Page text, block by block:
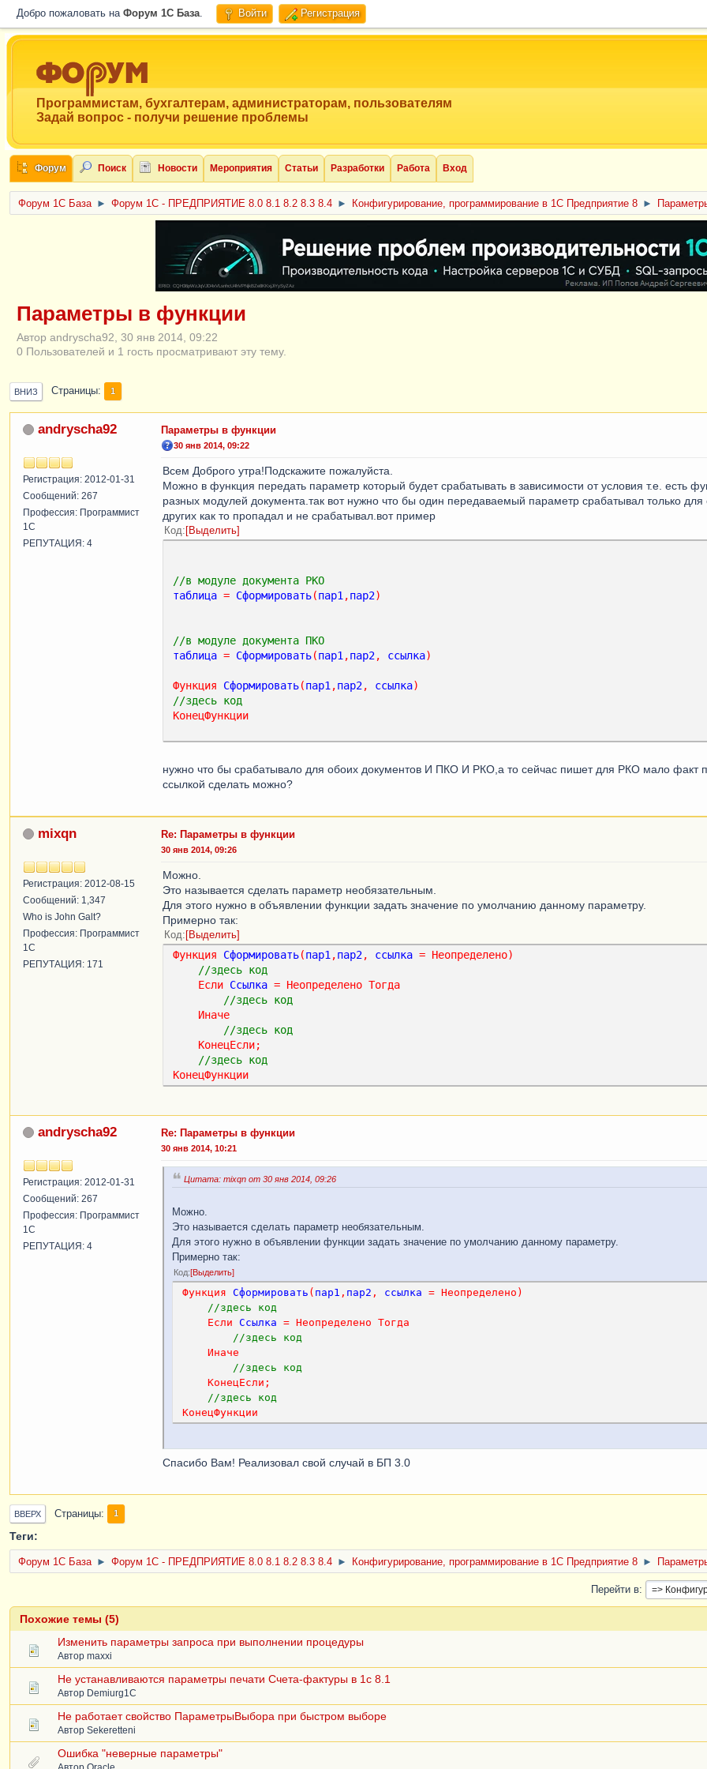
Добро пожаловать на Форум 1C База. Войти Регистрация
Программистам, бухгалтерам, администраторам, пользователям
Задай вопрос - получи решение проблемы
Форум Поиск Новости Мероприятия Статьи Разработки Работа Вход
Форум 1C База ► Форум 1С - ПРЕДПРИЯТИЕ 8.0 8.1 8.2 8.3 8.4 ► Конфигурирование, программирование в 1С Предприятие 8 ►
ERID: CQH36pWzJqVJD4xVLsnhcU4hVPNjkBZe8KKxjJiYySyZAz
Параметры в функции
Автор andryscha92, 30 янв 2014, 09:22
0 Пользователей и 1 гость просматривают эту тему.
ВНИЗ Страницы 1
andryscha92
Регистрация: 2012-01-31
Сообщений: 267
Профессия: Программист
1С
РЕПУТАЦИЯ: 4
Параметры в функции
30 янв 2014, 09:22
Всем Доброго утра!Подскажите пожалуйста.
Можно в функция передать параметр который будет срабатывать в зависимости от условия т.е. есть
разных модулей документа.так вот нужно что бы один передаваемый параметр срабатывал только
других как то пропадал и не срабатывал.вот пример
Код Выделить
//в модуле документа РКО
таблица = Сформировать(пар1 ,пар2)
//в модуле документа ПКО
таблица = Сформировать(пар1 ,пар2, ссылка)
Функция Сформировать(пар1 ,пар2, ссылка)
//здесь код
КонецФункции
нужно что бы срабатывало для обоих документов И ПКО И РКО,а то сейчас пишет для РКО мало факт
ссылкой сделать можно?
mixqn
Регистрация: 2012-08-15
Сообщений: 1,347
Who is John Galt?
Профессия: Программист
1С
РЕПУТАЦИЯ: 171
Re: Параметры в функции
30 янв 2014, 09:26
Можно.
Это называется сделать параметр необязательным.
Для этого нужно в объявлении функции задать значение по умолчанию данному параметру.
Примерно так:
Код Выделить
Функция Сформировать(пар1 ,пар2, ссылка = Неопределено)
//здесь код
Если Ссылка = Неопределено Тогда
//здесь код
Иначе
//здесь код
КонецЕсли;
//здесь код
КонецФункции
andryscha92
Регистрация: 2012-01-31
Сообщений: 267
Профессия: Программист
1С
РЕПУТАЦИЯ: 4
Re: Параметры в функции
30 янв 2014, 10:21
Цитата: mixqn от 30 янв 2014, 09:26
Можно.
Это называется сделать параметр необязательным.
Для этого нужно в объявлении функции задать значение по умолчанию данному параметру.
Примерно так:
Код Выделить
Функция Сформировать ( пар1 , пар2 , ссылка = Неопределено )
//здесь код
Если Ссылка = Неопределено Тогда
//здесь код
Иначе
//здесь код
КонецЕсли ;
//здесь код
КонецФункции
Спасибо Вам! Реализовал свой случай в БП 3.0
ВВЕРХ Страницы 1
Теги:
Форум 1C База ► Форум 1С - ПРЕДПРИЯТИЕ 8.0 8.1 8.2 8.3 8.4 ► Конфигурирование, программирование в 1С Предприятие 8 ►
Перейти в
Похожие темы (5)
Изменить параметры запроса при выполнении процедуры
Автор maxxi
Не устанавливаются параметры печати Счета-фактуры в 1с 8.1
Автор Demiurg1C
Не работает свойство ПараметрыВыбора при быстром выборе
Автор Sekeretteni
Ошибка "неверные параметры"